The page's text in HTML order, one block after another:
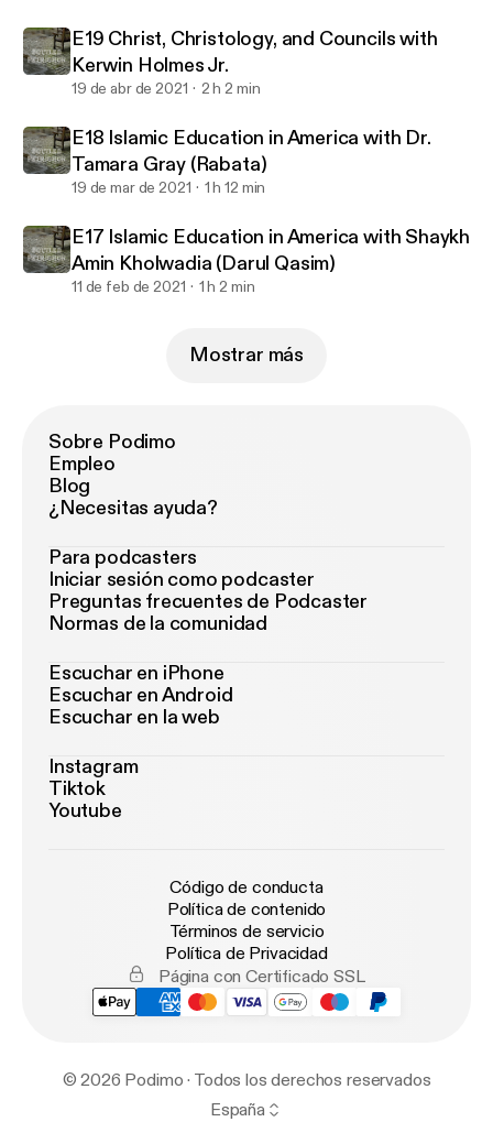
E19 Christ, Christology, and Councils with
Kerwin Holmes Jr.
19 de abr de 2021 2 h 2 min
E18 Islamic Education in America with Dr.
Tamara Gray (Rabata)
19 de mar de 2021 1 h 12 min
E17 Islamic Education in America with Shaykh
Amin Kholwadia (Darul Qasim)
11 de feb de 2021 1 h 2 min
Mostrar más
Sobre Podimo
Empleo
Blog
¿Necesitas ayuda?
Para podcasters
Iniciar sesión como podcaster
Preguntas frecuentes de Podcaster
Normas de la comunidad
Escuchar en iPhone
Escuchar en Android
Escuchar en la web
Instagram
Tiktok
Youtube
Código de conducta
Política de contenido
Términos de servicio
Política de Privacidad
Página con Certificado SSL
© 2026 Podimo · Todos los derechos reservados
España